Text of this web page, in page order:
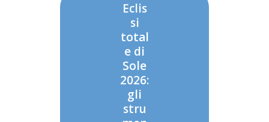
Eclis
si
total
e di
Sole
2026:
gli
stru